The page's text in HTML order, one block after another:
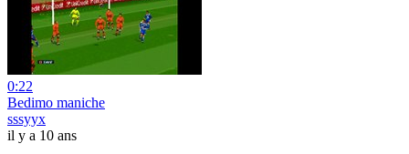
0:22
Bedimo maniche
sssyyx
il y a 10 ans